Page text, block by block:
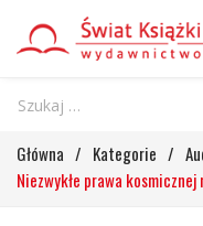
Główna / Kategorie /
Niezwykłe prawa